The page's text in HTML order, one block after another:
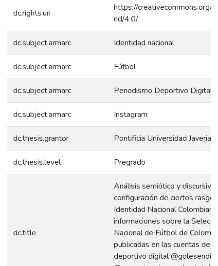
dc.rights.uri
https://creativecommons.org/
nd/4.0/
dc.subject.armarc Identidad nacional
dc.subject.armarc Fútbol
dc.subject.armarc Periodismo Deportivo Digital
dc.subject.armarc Instagram
dc.thesis.grantor Pontificia Universidad
dc.thesis.level Pregrado
dc.title
Análisis semiótico y discursivo
configuración de ciertos
Identidad Nacional
informaciones sobre la
Nacional de Fútbol de
publicadas en las cuentas de
deportivo digital @golesendir